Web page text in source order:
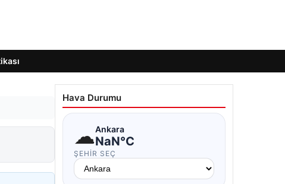
Hava Durumu
☁Ankara
NaN°C
ŞEHIR SEÇ